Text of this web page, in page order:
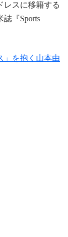
レスに移籍する
『Sports
」を抱く山本由